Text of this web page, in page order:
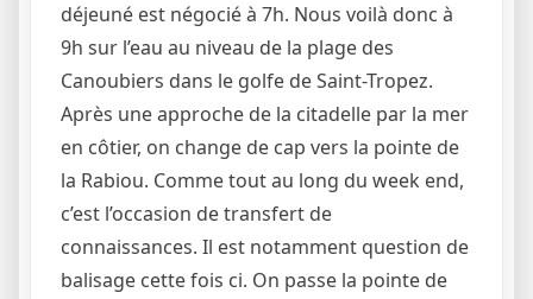
déjeuné est négocié à 7h. Nous voilà donc à
9h sur l’eau au niveau de la plage des
Canoubiers dans le golfe de Saint-Tropez.
Après une approche de la citadelle par la mer
en côtier, on change de cap vers la pointe de
la Rabiou. Comme tout au long du week end,
c’est l’occasion de transfert de
connaissances. Il est notamment question de
balisage cette fois ci. On passe la pointe de